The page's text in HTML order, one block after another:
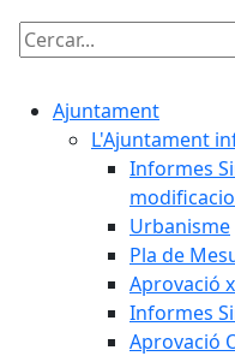
Cercar:
Ajuntament
L'Ajuntament
Informes
Urbanisme
Pla de
Aprovació
Informes
Aprovació